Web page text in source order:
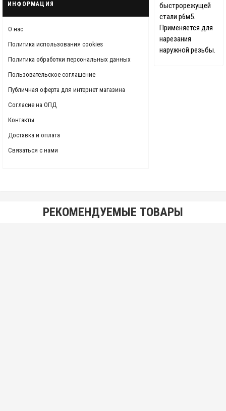
ИНФОРМАЦИЯ
О нас
Политика использования cookies
Политика обработки персональных данных
Пользовательское соглашение
Публичная оферта для интернет магазина
Согласие на ОПД
Контакты
Доставка и оплата
Связаться с нами
быстрорежущей
стали р6м5.
Применяется для
нарезания
наружной резьбы.
РЕКОМЕНДУЕМЫЕ ТОВАРЫ